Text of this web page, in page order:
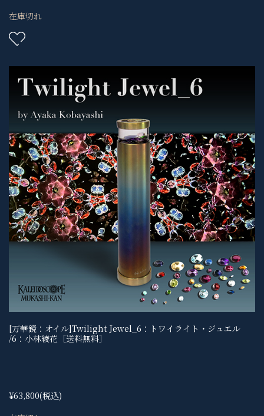
在庫切れ
[万華鏡：オイル]Twilight Jewel_6：トワイライト・ジュエル
/6：小林綾花［送料無料］
¥63,800(税込)